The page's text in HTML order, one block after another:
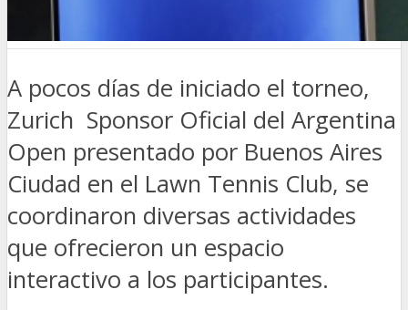
A pocos días de iniciado el torneo,
Zurich Sponsor Oficial del Argentina
Open presentado por Buenos Aires
Ciudad en el Lawn Tennis Club, se
coordinaron diversas actividades
que ofrecieron un espacio
interactivo a los participantes.